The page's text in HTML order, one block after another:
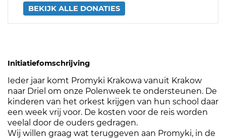
BEKIJK ALLE DONATIES
Initiatiefomschrijving
Ieder jaar komt Promyki Krakowa vanuit Krakow
naar Driel om onze Polenweek te ondersteunen. De
kinderen van het orkest krijgen van hun school daar
een week vrij voor. De kosten voor de reis worden
veelal door de ouders gedragen.
Wij willen graag wat teruggeven aan Promyki, in de